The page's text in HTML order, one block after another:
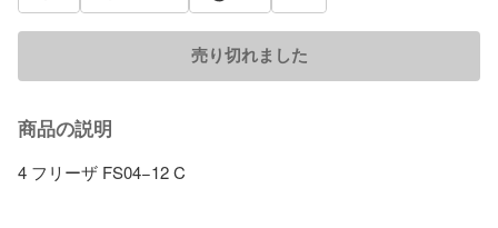
売り切れました
商品の説明
4 フリーザ FS04−12 C